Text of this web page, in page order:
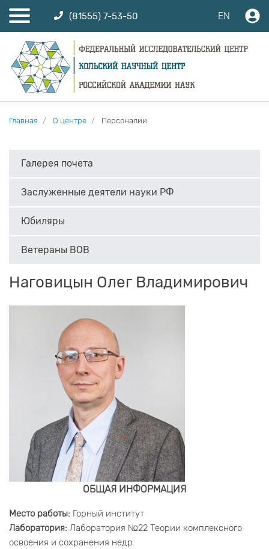
(81555) 7-53-50 EN
Главная О центре Персоналии
Галерея почета
Заслуженные деятели науки РФ
Юбиляры
Ветераны ВОВ
Наговицын Олег Владимирович
ОБЩАЯ ИНФОРМАЦИЯ
Место работы: Горный институт
Лаборатория: Лаборатория №22 Теории комплексного
освоения и сохранения недр